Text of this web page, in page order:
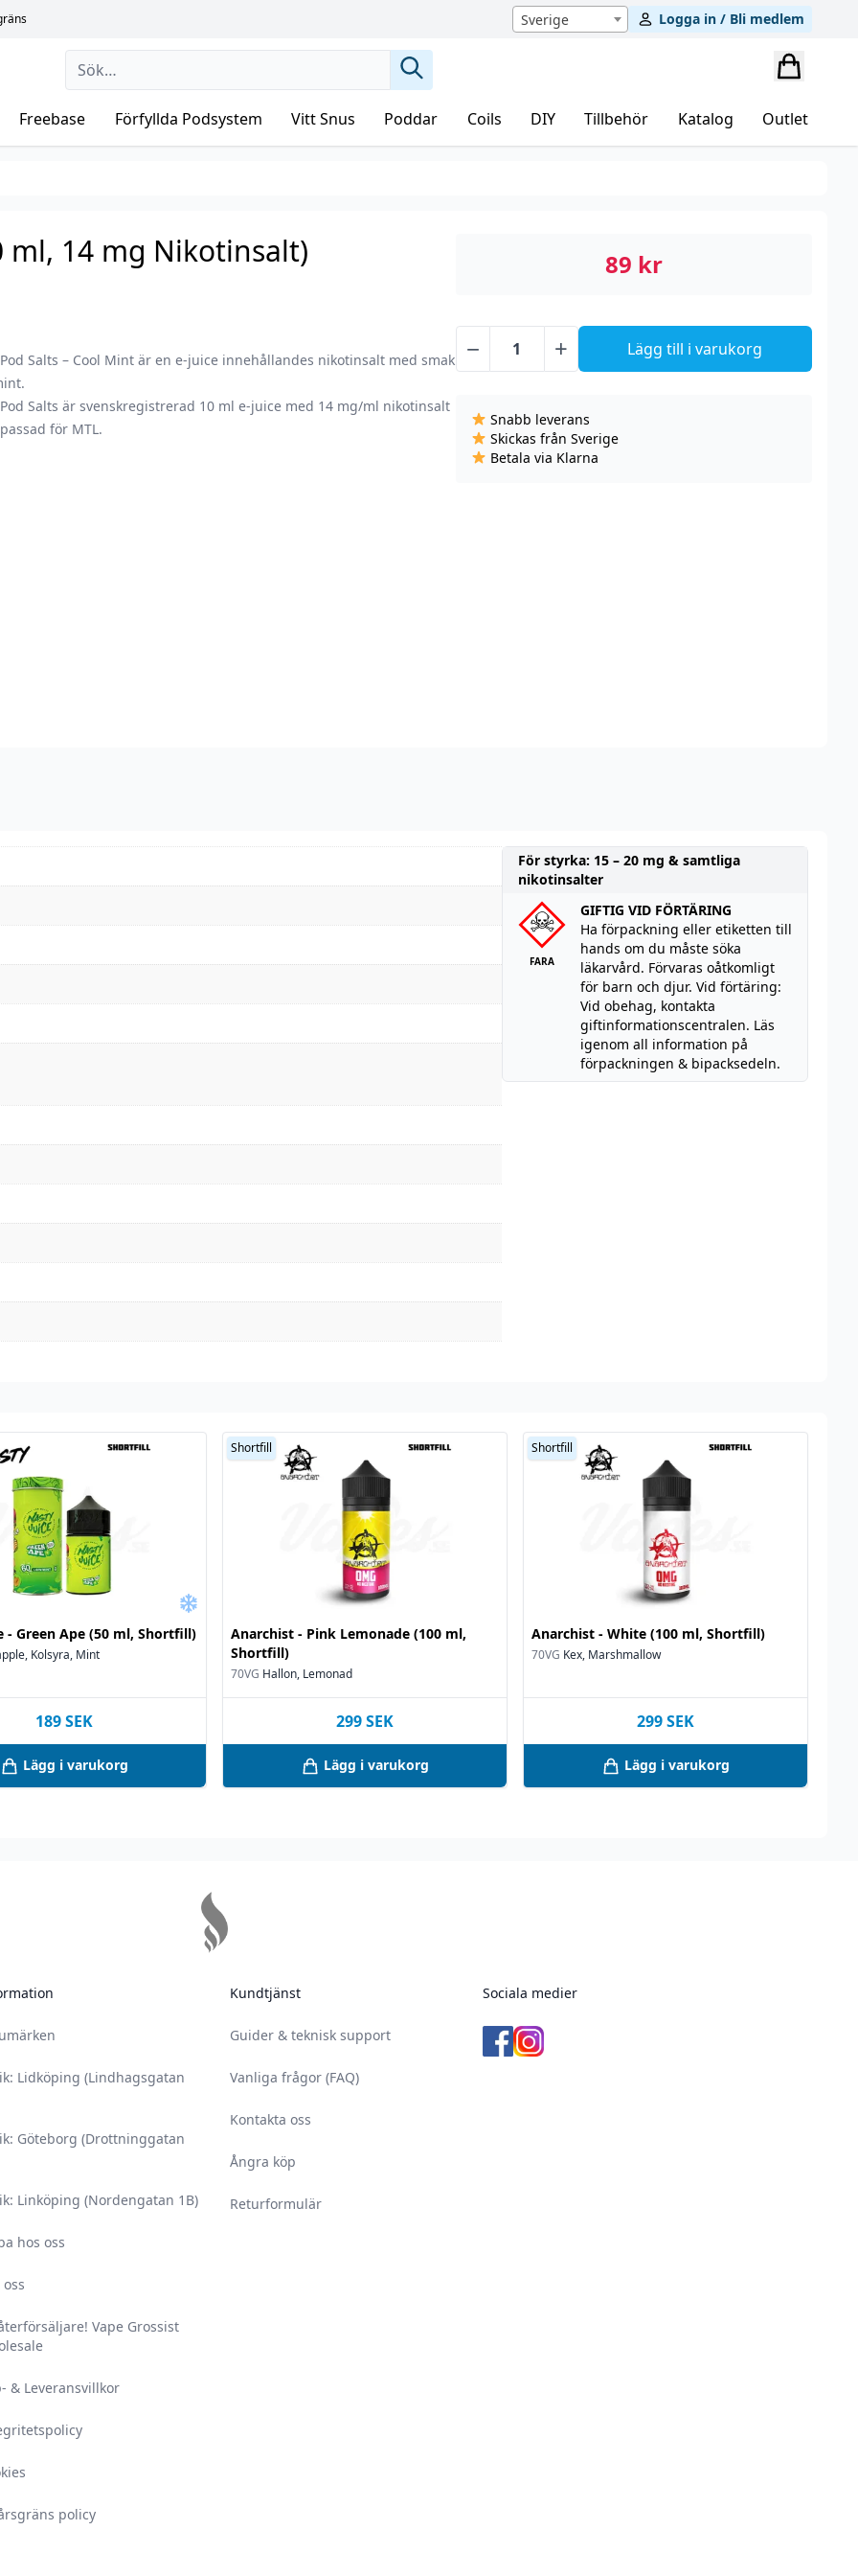
Sverige Logga in / Bli medlem
Freebase Förfyllda Podsystem Vitt Snus Poddar Coils DIY Tillbehör Katalog Outlet
ml, 14 mg Nikotinsalt)
Pod Salts – Cool Mint är en e-juice innehållandes nikotinsalt med smak
Pod Salts är svenskregistrerad 10 ml e-juice med 14 mg/ml nikotinsalt
för MTL.
89 kr
−
-
Cool
+ Lägg till i varukorg
Snabb leverans
Skickas från Sverige
Betala via Klarna
men ska användas
tvätta den av den del
och ditt ansikte vid
18 år.
misstänker att ditt
För styrka: 15 – 20 mg & samtliga
nikotinsalter
FARA
GIFTIG VID FÖRTÄRING
Ha förpackning eller etiketten till
hands om du måste söka
läkarvård. Förvaras oåtkomligt
för barn och djur. Vid förtäring:
Vid obehag, kontakta
giftinformationscentralen. Läs
igenom all information på
förpackningen & bipacksedeln.
- Green Ape (50 ml, Shortfill)
Kolsyra, Mint
189SEK
Lägg i varukorg
Anarchist - Pink Lemonade (100 ml,
Shortfill)
70VG Hallon, Lemonad
Shortfill
299SEK
Lägg i varukorg
Anarchist - White (100 ml, Shortfill)
70VG Kex, Marshmallow
Shortfill
299SEK
Lägg i varukorg
Lidköping (Lindhagsgatan
Göteborg (Drottninggatan
Linköping (Nordengatan 1B)
hos oss
Vape Grossist
& Leveransvillkor
policy
Kundtjänst
Guider & teknisk support
Vanliga frågor (FAQ)
Kontakta oss
Ångra köp
Returformulär
Sociala medier